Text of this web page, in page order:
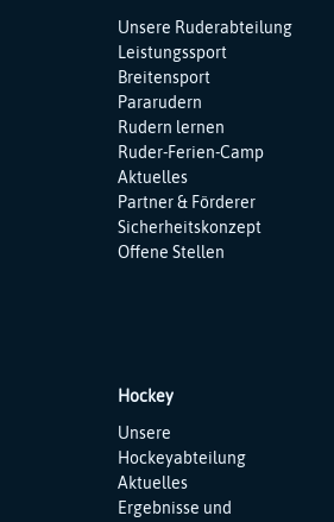
Navigation
überspringen
Unsere Ruderabteilung
Leistungssport
Breitensport
Pararudern
Rudern lernen
Ruder-Ferien-Camp
Aktuelles
Partner & Förderer
Sicherheitskonzept
Offene Stellen
Hockey
Navigation
überspringen
Unsere
Hockeyabteilung
Aktuelles
Ergebnisse und